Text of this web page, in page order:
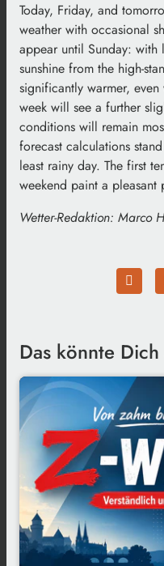
Today, Friday, and
weather with occasional
appear until Sunday:
sunshine from the high-
significantly warmer,
week will see a further
conditions will remain
forecast calculations
least rainy day. The first
weekend paint a
Wetter-Redaktion: Marco
Das könnte